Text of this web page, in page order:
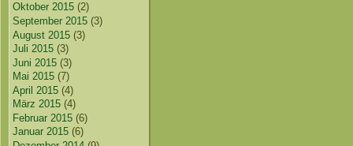
Oktober 2015 (2)
September 2015 (3)
August 2015 (3)
Juli 2015 (3)
Juni 2015 (3)
Mai 2015 (7)
April 2015 (4)
März 2015 (4)
Februar 2015 (6)
Januar 2015 (6)